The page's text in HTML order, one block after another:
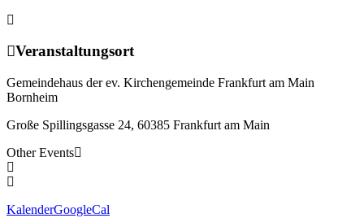
Veranstaltungsort
Gemeindehaus der ev. Kirchengemeinde Frankfurt am Main
Bornheim
Große Spillingsgasse 24, 60385 Frankfurt am Main
Other Events
KalenderGoogleCal